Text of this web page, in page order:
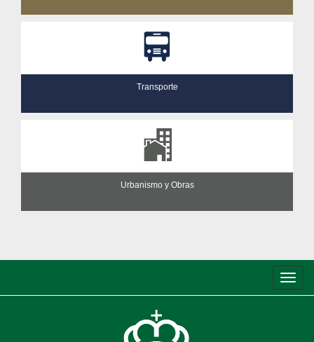
Transporte
Urbanismo y Obras
de